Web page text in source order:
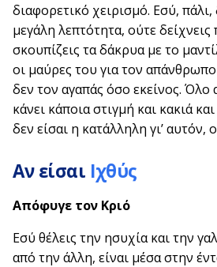
διαφορετικό χειρισμό. Εσύ, πάλι,
μεγάλη λεπτότητα, ούτε
σκουπίζεις τα δάκρυα με το
οι μαύρες του για τον
δεν τον αγαπάς όσο εκείνος.
κάνει κάποια στιγμή και κακιά
δεν είσαι η κατάλληλη γι’ αυτόν,
Αν είσαι Ιχθύς
Απόφυγε τον Κριό
Εσύ θέλεις την ησυχία και την
από την άλλη, είναι μέσα στην